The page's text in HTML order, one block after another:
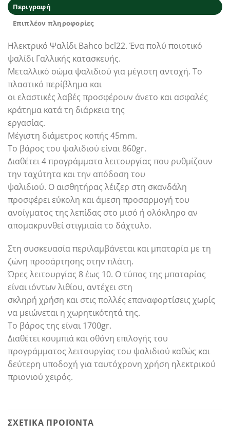
Περιγραφή
Επιπλέον πληροφορίες
Ηλεκτρικό Ψαλίδι Bahco bcl22. Ένα πολύ ποιοτικό
ψαλίδι Γαλλικής κατασκευής.
Μεταλλικό σώμα ψαλιδιού για μέγιστη αντοχή. Το
πλαστικό περίβλημα και
οι ελαστικές λαβές προσφέρουν άνετο και ασφαλές
κράτημα κατά τη διάρκεια της
εργασίας.
Μέγιστη διάμετρος κοπής 45mm.
Το βάρος του ψαλιδιού είναι 860gr.
Διαθέτει 4 προγράμματα λειτουργίας που ρυθμίζουν
την ταχύτητα και την απόδοση του
ψαλιδιού. Ο αισθητήρας λέιζερ στη σκανδάλη
προσφέρει εύκολη και άμεση προσαρμογή του
ανοίγματος της λεπίδας στο μισό ή ολόκληρο αν
απομακρυνθεί στιγμιαία το δάχτυλο.
Στη συσκευασία περιλαμβάνεται και μπαταρία με τη
ζώνη προσάρτησης στην πλάτη.
Ώρες λειτουργίας 8 έως 10. Ο τύπος της μπαταρίας
είναι ιόντων λιθίου, αντέχει στη
σκληρή χρήση και στις πολλές επαναφορτίσεις χωρίς
να μειώνεται η χωρητικότητά της.
Το βάρος της είναι 1700gr.
Διαθέτει κουμπιά και οθόνη επιλογής του
προγράμματος λειτουργίας του ψαλιδιού καθώς και
δεύτερη υποδοχή για ταυτόχρονη χρήση ηλεκτρικού
πριονιού χειρός.
ΣΧΕΤΙΚΆ ΠΡΟΪΌΝΤΑ